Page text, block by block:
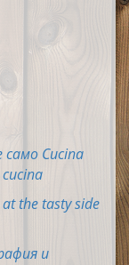
само Cucina
the tasty side
и